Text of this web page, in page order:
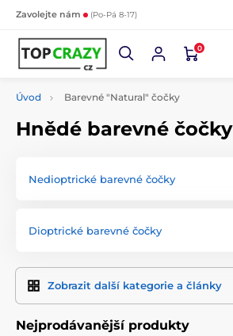
Zavolejte nám (Po-Pá 8-17)
0
Úvod Barevné "Natural" čočky
Hnědé barevné čočky
Nedioptrické barevné čočky
Dioptrické barevné čočky
Zobrazit další kategorie a články
Nejprodávanější produkty